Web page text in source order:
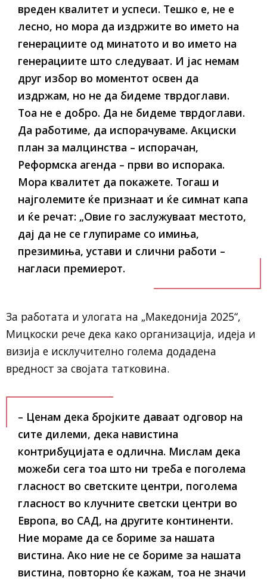
вреден квалитет и успеси. Тешко е, не е
лесно, но мора да издржите во името на
генерациите од минатото и во името на
генерациите што следуваат. И јас немам
друг избор во моментот освен да
издржам, но не да бидеме тврдоглави.
Тоа не е добро. Да не бидеме тврдоглави.
Да работиме, да испорачуваме. Акциски
план за малцинства – испорачан,
Реформска агенда – први во испорака.
Мора квалитет да покажете. Тогаш и
најголемите ќе признаат и ќе симнат капа
и ќе речат: „Овие го заслужуваат местото,
дај да не се глупираме со имиња,
презимиња, устави и слични работи –
нагласи премиерот.
За работата и улогата на „Македонија 2025“,
Мицкоски рече дека како организација, идеја и
визија е исклучително голема додадена
вредност за својата татковина.
– Ценам дека бројките даваат одговор на
сите дилеми, дека навистина
контрибуцијата е одлична. Мислам дека
можеби сега тоа што ни треба е поголема
гласност во светските центри, поголема
гласност во клучните светски центри во
Европа, во САД, на другите континенти.
Ние мораме да се бориме за нашата
вистина. Ако ние не се бориме за нашата
вистина, повторно ќе кажам, тоа не значи